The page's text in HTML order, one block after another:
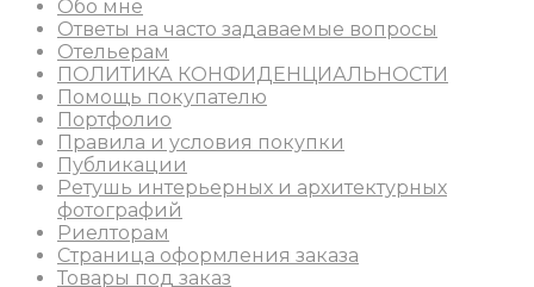
Обо мне
Ответы на часто задаваемые вопросы
Отельерам
ПОЛИТИКА КОНФИДЕНЦИАЛЬНОСТИ
Помощь покупателю
Портфолио
Правила и условия покупки
Публикации
Ретушь интерьерных и архитектурных
фотографий
Риелторам
Страница оформления заказа
Товары под заказ